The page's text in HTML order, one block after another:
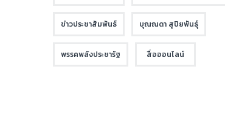
ข่าวประชาสัมพันธ์ บุณณดา สุปิยพันธุ์
พรรคพลังประชารัฐ สื่อออนไลน์